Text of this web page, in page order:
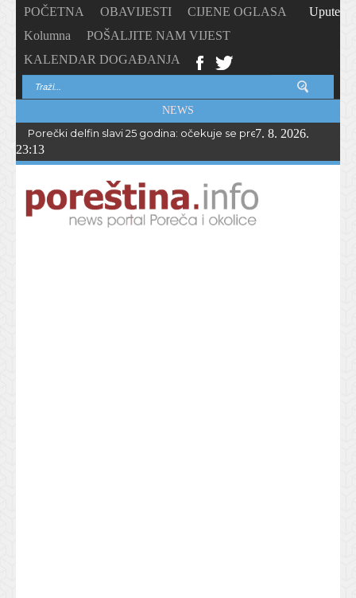
POČETNA OBAVIJESTI
CIJENE OGLASA
Kolumna
POŠALJITE NAM VIJEST
KALENDAR DOGAĐANJA
Upute
NEWS
Porečki delfin slavi 25 godina: očekuje se preko 1.700
7. 8. 2026.
23:13